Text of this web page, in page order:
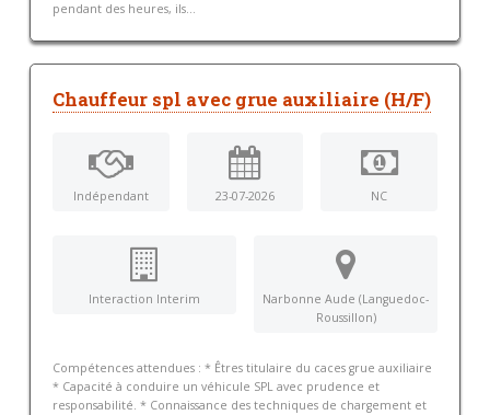
pendant des heures, ils...
Chauffeur spl avec grue auxiliaire (H/F)
Indépendant 23-07-2026 NC
Interaction Interim
Narbonne Aude (Languedoc-
Roussillon)
Compétences attendues : * Êtres titulaire du caces grue auxiliaire
* Capacité à conduire un véhicule SPL avec prudence et
responsabilité. * Connaissance des techniques de chargement et